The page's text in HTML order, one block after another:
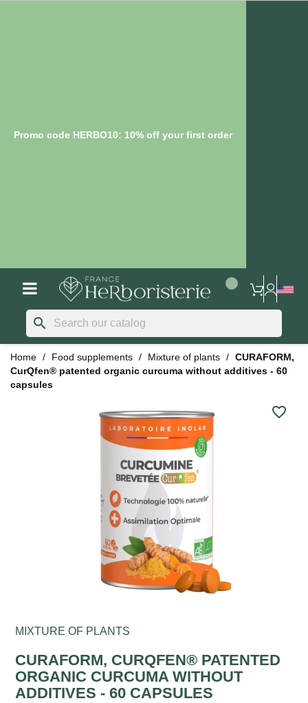
Promo code HERBO10: 10% off your first order
search
Home Food supplements Mixture of plants
CURAFORM,
CurQfen® patented organic curcuma without additives - 60
capsules
favorite_border
MIXTURE OF PLANTS
CURAFORM, CURQFEN® PATENTED
ORGANIC CURCUMA WITHOUT
ADDITIVES - 60 CAPSULES